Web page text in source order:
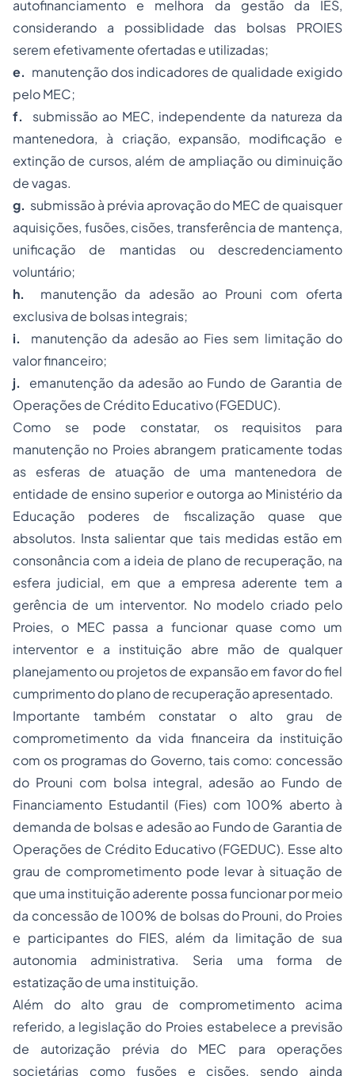
autofinanciamento e melhora da gestão da IES,
considerando a possiblidade das bolsas PROIES
serem efetivamente ofertadas e utilizadas;
e. manutenção dos indicadores de qualidade exigido
pelo MEC;
f. submissão ao MEC, independente da natureza da
mantenedora, à criação, expansão, modificação e
extinção de cursos, além de ampliação ou diminuição
de vagas.
g. submissão à prévia aprovação do MEC de quaisquer
aquisições, fusões, cisões, transferência de mantença,
unificação de mantidas ou descredenciamento
voluntário;
h. manutenção da adesão ao Prouni com oferta
exclusiva de bolsas integrais;
i. manutenção da adesão ao Fies sem limitação do
valor financeiro;
j. emanutenção da adesão ao Fundo de Garantia de
Operações de Crédito Educativo (FGEDUC).
Como se pode constatar, os requisitos para
manutenção no Proies abrangem praticamente todas
as esferas de atuação de uma mantenedora de
entidade de ensino superior e outorga ao Ministério da
Educação poderes de fiscalização quase que
absolutos. Insta salientar que tais medidas estão em
consonância com a ideia de plano de recuperação, na
esfera judicial, em que a empresa aderente tem a
gerência de um interventor. No modelo criado pelo
Proies, o MEC passa a funcionar quase como um
interventor e a instituição abre mão de qualquer
planejamento ou projetos de expansão em favor do fiel
cumprimento do plano de recuperação apresentado.
Importante também constatar o alto grau de
comprometimento da vida financeira da instituição
com os programas do Governo, tais como: concessão
do Prouni com bolsa integral, adesão ao Fundo de
Financiamento Estudantil (Fies) com 100% aberto à
demanda de bolsas e adesão ao Fundo de Garantia de
Operações de Crédito Educativo (FGEDUC). Esse alto
grau de comprometimento pode levar à situação de
que uma instituição aderente possa funcionar por meio
da concessão de 100% de bolsas do Prouni, do Proies
e participantes do FIES, além da limitação de sua
autonomia administrativa. Seria uma forma de
estatização de uma instituição.
Além do alto grau de comprometimento acima
referido, a legislação do Proies estabelece a previsão
de autorização prévia do MEC para operações
societárias como fusões e cisões, sendo ainda